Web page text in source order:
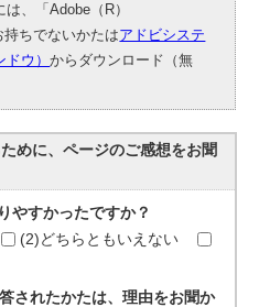
、「Adobe（R）
持ちでないかたはアドビシステ
ドウ）からダウンロード（無
めに、ページのご感想をお聞
やすかったですか？
(2)どちらともいえない
されたかたは、理由をお聞か